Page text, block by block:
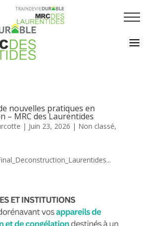
nouvelles pratiques en
– MRC des Laurentides
| Juin 23, 2026 | Non classé,